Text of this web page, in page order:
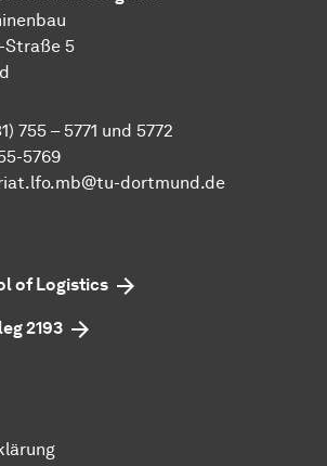
Straße 5
755 – 5771 und 5772
5769
dortmund.de
of Logistics
2193